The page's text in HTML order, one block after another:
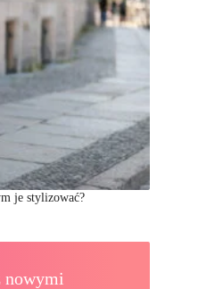
je stylizować?
nowymi